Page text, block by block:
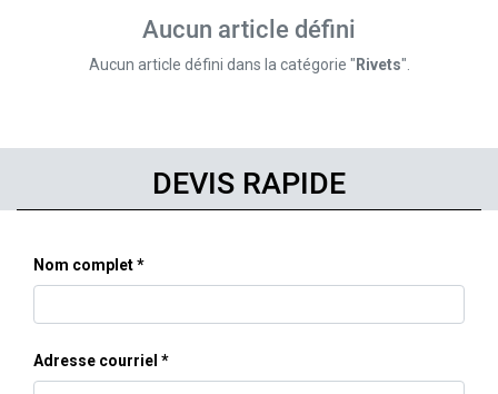
Aucun article défini
Aucun article défini dans la catégorie " Rivets".
DEVIS RAPIDE
Nom complet
Adresse courriel